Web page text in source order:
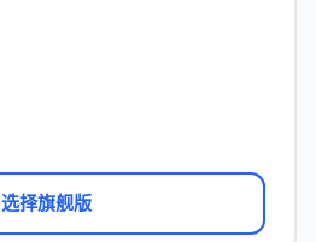
选择旗舰版